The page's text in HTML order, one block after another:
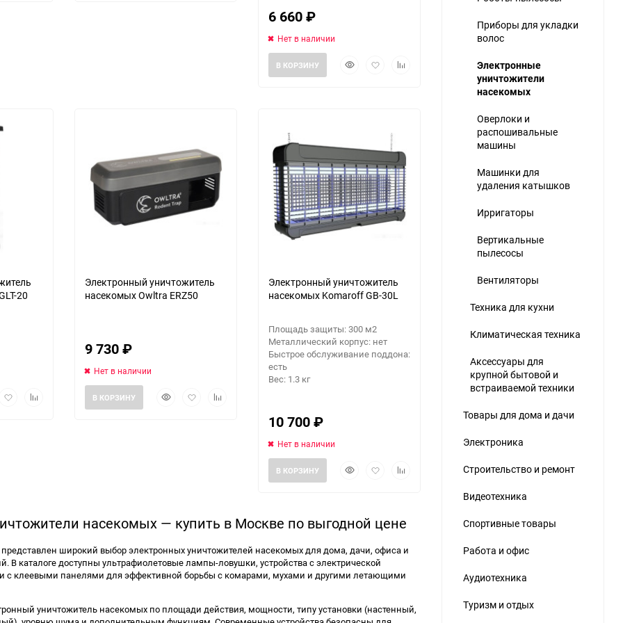
6 660₽
Нет в наличии
БыстрыйДобавитьДобавить
В КОРЗИНУ
20
Добавить
еще 4 фото
Электронный уничтожитель
насекомых Owltra ERZ50
9 730₽
Нет в наличии
БыстрыйДобавитьДобавить
В КОРЗИНУ
Электронный уничтожитель
насекомых Komaroff GB-30L
Площадь защиты: 300 м2
Металлический корпус: нет
Быстрое обслуживание поддона:
есть
Вес: 1.3 кг
10 700₽
Нет в наличии
БыстрыйДобавитьДобавить
В КОРЗИНУ
насекомых — купить в Москве по выгодной цене
представлен широкий выбор электронных уничтожителей насекомых для дома, дачи, офиса и
В каталоге доступны ультрафиолетовые лампы-ловушки, устройства с электрической
с клеевыми панелями для эффективной борьбы с комарами, мухами и другими летающими
уничтожитель насекомых по площади действия, мощности, типу установки (настенный,
Приборы для укладки
волос
Электронные
уничтожители
насекомых
Оверлоки и
распошивальные
машины
Машинки для
удаления катышков
Ирригаторы
Вертикальные
пылесосы
Вентиляторы
Техника для кухни
Климатическая техника
Аксессуары для
крупной бытовой и
встраиваемой техники
Товары для дома и дачи
Электроника
Строительство и ремонт
Видеотехника
Спортивные товары
Работа и офис
Аудиотехника
Туризм и отдых